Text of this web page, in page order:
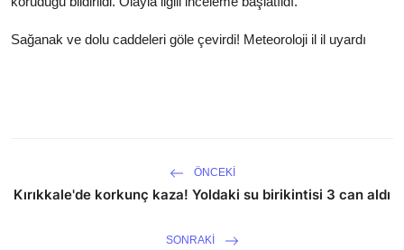
Sağanak ve dolu caddeleri göle çevirdi! Meteoroloji il il uyardı
ÖNCEKI
Kırıkkale'de korkunç kaza! Yoldaki su birikintisi 3 can aldı
SONRAKI